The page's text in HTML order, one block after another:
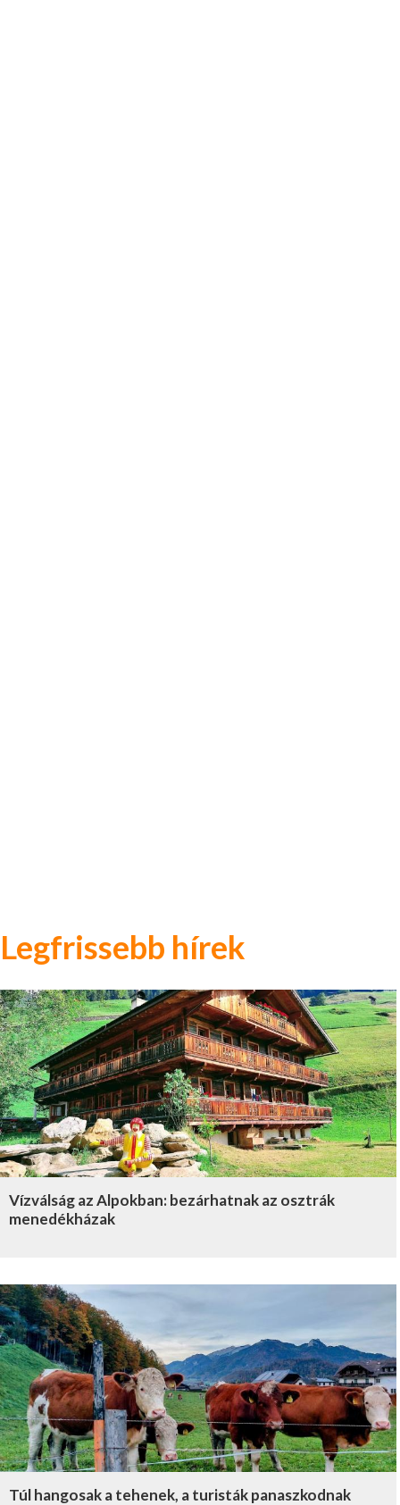
Legfrissebb hírek
Vízválság az Alpokban: bezárhatnak az osztrák
menedékházak
Túl hangosak a tehenek, a turisták panaszkodnak